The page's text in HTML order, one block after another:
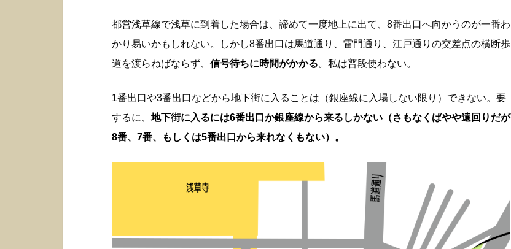
都営浅草線で浅草に到着した場合は、諦めて一度地上に出て、8番出口へ向かうのが一番わ
かり易いかもしれない。しかし8番出口は馬道通り、雷門通り、江戸通りの交差点の横断歩
道を渡らねばならず、 信号待ちに時間がかかる。私は普段使わない。
1番出口や3番出口などから地下街に入ることは（銀座線に入場しない限り）できない。要
するに、 地下街に入るには6番出口か銀座線から来るしかない（さもなくばやや遠回りだが
8番、7番、もしくは5番出口から来れなくもない）。